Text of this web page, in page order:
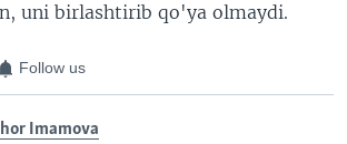
uni birlashtirib qo'ya olmaydi.
Follow us
Imamova